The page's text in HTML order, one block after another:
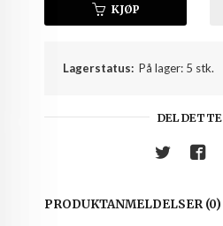
KJØP
Lagerstatus: På lager: 5 stk.
DEL DETTE
PRODUKTANMELDELSER (0)